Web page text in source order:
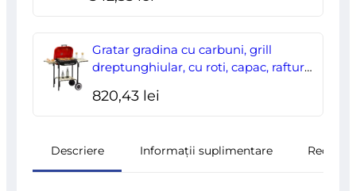
Gratar gradina cu carbuni, grill
dreptunghiular, cu roti, capac, rafturi,
820,43 lei
Descriere Informații suplimentare